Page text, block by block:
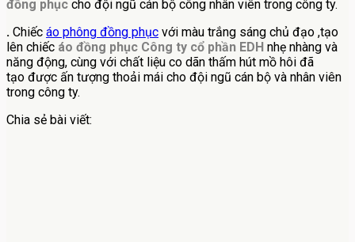
đồng phục cho đội ngũ cán bộ công nhân viên trong công ty.
. Chiếc áo phông đồng phục với màu trắng sáng chủ đạo ,tạo
lên chiếc áo đồng phục Công ty cổ phần EDH nhẹ nhàng và
năng động, cùng với chất liệu co dãn thấm hút mồ hôi đã
tạo được ấn tượng thoải mái cho đội ngũ cán bộ và nhân viên
trong công ty.
Chia sẻ bài viết: